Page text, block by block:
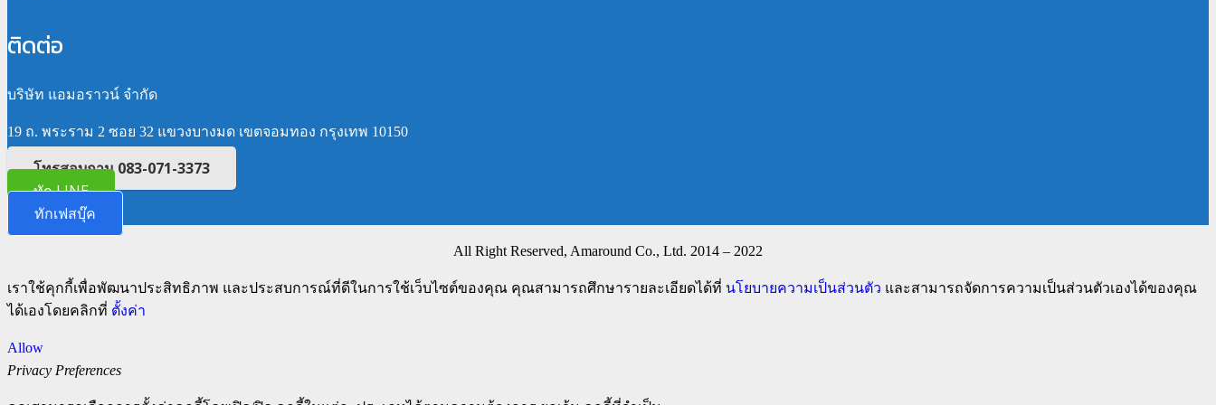
ติดต่อ
บริษัท แอมอราวน์ จำกัด
19 ถ. พระราม 2 ซอย 32 แขวงบางมด เขตจอมทอง กรุงเทพ 10150
โทรสอบถาม 083-071-3373
ทัก LINE
ทักเฟสบุ๊ค
All Right Reserved, Amaround Co., Ltd. 2014 – 2022
เราใช้คุกกี้เพื่อพัฒนาประสิทธิภาพ และประสบการณ์ที่ดีในการใช้เว็บไซต์ของคุณ คุณสามารถศึกษารายละเอียดได้ที่ นโยบายความเป็นส่วนตัว และสามารถจัดการความเป็นส่วนตัวเองได้ของคุณ
ได้เองโดยคลิกที่ ตั้งค่า
Allow
Privacy Preferences